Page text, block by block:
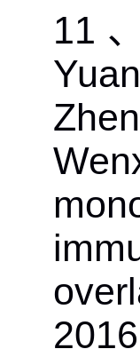
11 、
2016